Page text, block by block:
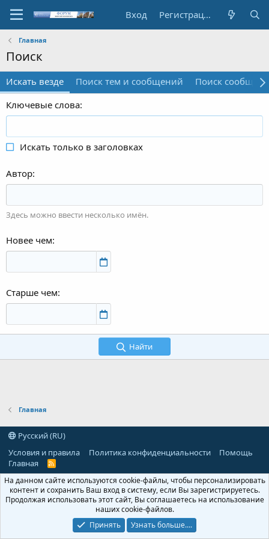
Вход Регистрация
Главная
Поиск
Искать везде Поиск тем и сообщений
Поиск
Ключевые слова
Искать только в заголовках
Автор
Здесь можно ввести несколько имён.
Новее чем
Старше чем
Найти
Главная
Русский (RU)
Условия и правила
Политика конфиденциальности
Помощь
Главная
R
S
На данном сайте используются cookie-файлы, чтобы персонализировать
контент и сохранить Ваш вход в систему, если Вы зарегистрируетесь.
Продолжая использовать этот сайт, Вы соглашаетесь на использование
наших cookie-файлов.
Принять
Узнать больше....